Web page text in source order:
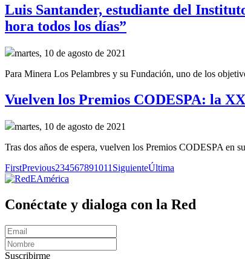
Luis Santander, estudiante del
hora todos los días”
martes, 10 de agosto de 2021
Para Minera Los Pelambres y su Fundación, uno de los
Vuelven los Premios CODESPA: la
martes, 10 de agosto de 2021
Tras dos años de espera, vuelven los Premios CODESPA
FirstPrevious234567891011 SiguienteÚltima
Conéctate y dialoga con la Red
Suscribirme